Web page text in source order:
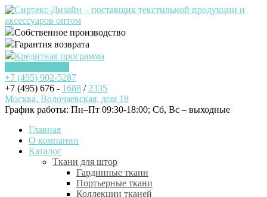
Собственное производство
Гарантия возврата
Кредитная программа
+7 (495) 902-5287
+7 (495) 676 - 1688 / 2335
Москва, Волочаевская, дом 18
График работы: Пн–Пт 09:30-18:00; Cб, Вс – выходные
Главная
О компании
Каталог
Ткани для штор
Гардинные ткани
Портьерные ткани
Коллекции тканей